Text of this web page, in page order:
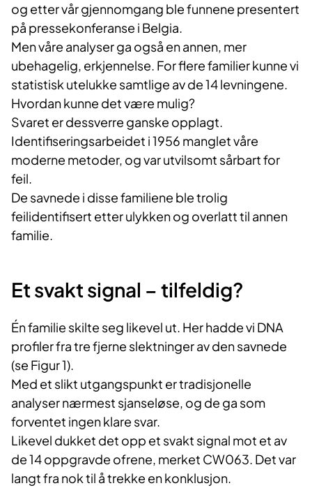
og etter vår gjennomgang ble funnene presentert
på pressekonferanse i Belgia.
Men våre analyser ga også en annen, mer
ubehagelig, erkjennelse. For flere familier kunne vi
statistisk utelukke samtlige av de 14 levningene.
Hvordan kunne det være mulig?
Svaret er dessverre ganske opplagt.
Identifiseringsarbeidet i 1956 manglet våre
moderne metoder, og var utvilsomt sårbart for
feil.
De savnede i disse familiene ble trolig
feilidentifisert etter ulykken og overlatt til annen
familie.
Et svakt signal – tilfeldig?
Én familie skilte seg likevel ut. Her hadde vi DNA
profiler fra tre fjerne slektninger av den savnede
(se Figur 1).
Med et slikt utgangspunkt er tradisjonelle
analyser nærmest sjanseløse, og de ga som
forventet ingen klare svar.
Likevel dukket det opp et svakt signal mot et av
de 14 oppgravde ofrene, merket CW063. Det var
langt fra nok til å trekke en konklusjon.